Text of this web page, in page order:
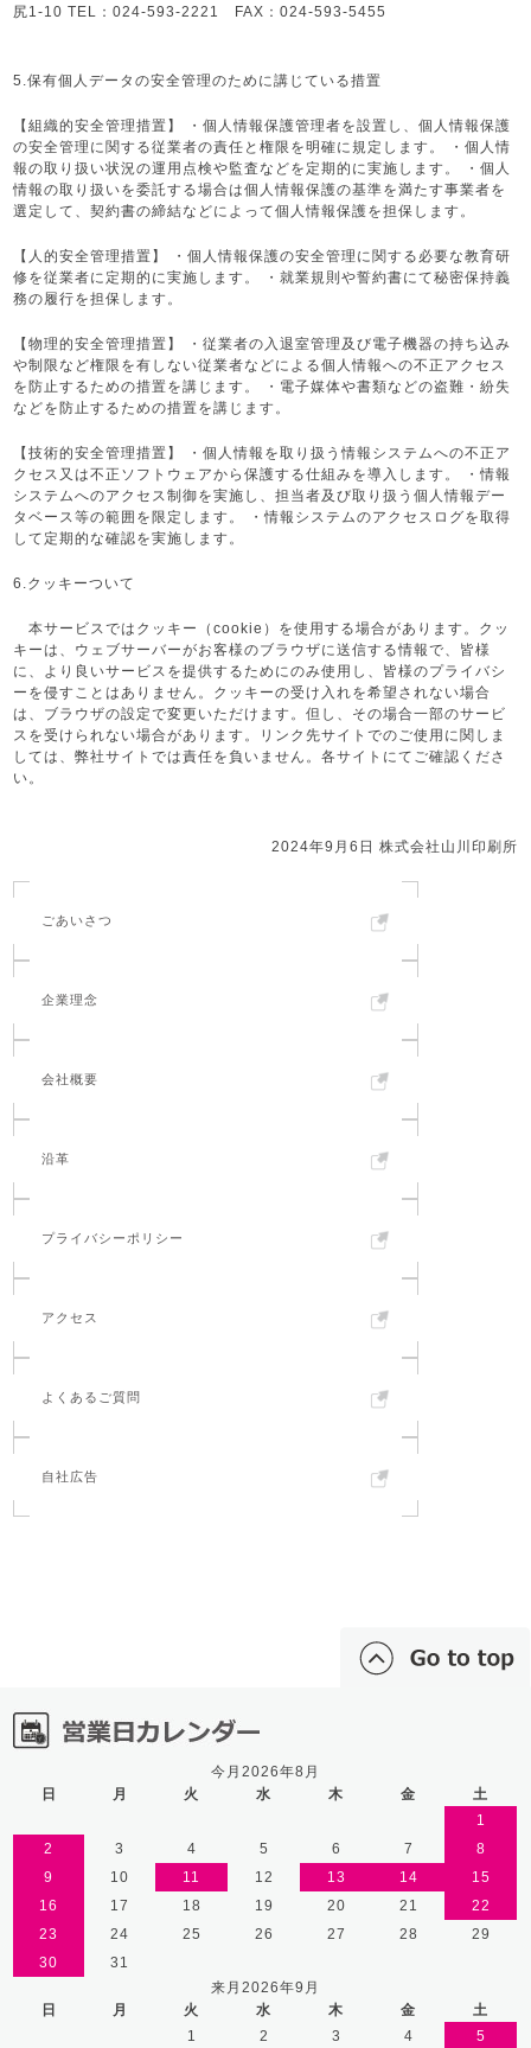
ごあいさつ
企業理念
会社概要
沿革
プライバシーポリシー
アクセス
よくあるご質問
自社広告
尻1-10 TEL：024-593-2221 FAX：024-593-5455
5.保有個人データの安全管理のために講じている措置
【組織的安全管理措置】 ・個人情報保護管理者を設置し、個人情報保護
の安全管理に関する従業者の責任と権限を明確に規定します。 ・個人情
報の取り扱い状況の運用点検や監査などを定期的に実施します。 ・個人
情報の取り扱いを委託する場合は個人情報保護の基準を満たす事業者を
選定して、契約書の締結などによって個人情報保護を担保します。
【人的安全管理措置】 ・個人情報保護の安全管理に関する必要な教育研
修を従業者に定期的に実施します。 ・就業規則や誓約書にて秘密保持義
務の履行を担保します。
【物理的安全管理措置】 ・従業者の入退室管理及び電子機器の持ち込み
や制限など権限を有しない従業者などによる個人情報への不正アクセス
を防止するための措置を講じます。 ・電子媒体や書類などの盗難・紛失
などを防止するための措置を講じます。
【技術的安全管理措置】 ・個人情報を取り扱う情報システムへの不正ア
クセス又は不正ソフトウェアから保護する仕組みを導入します。 ・情報
システムへのアクセス制御を実施し、担当者及び取り扱う個人情報デー
タベース等の範囲を限定します。 ・情報システムのアクセスログを取得
して定期的な確認を実施します。
6.クッキーついて
本サービスではクッキー（cookie）を使用する場合があります。クッ
キーは、ウェブサーバーがお客様のブラウザに送信する情報で、皆様
に、より良いサービスを提供するためにのみ使用し、皆様のプライバシ
ーを侵すことはありません。クッキーの受け入れを希望されない場合
は、ブラウザの設定で変更いただけます。但し、その場合一部のサービ
スを受けられない場合があります。リンク先サイトでのご使用に関しま
しては、弊社サイトでは責任を負いません。各サイトにてご確認くださ
い。
2024年9月6日 株式会社山川印刷所
今月2026年8月
日
月 火 水 木 金
土
1
2
3 4 5 6 7
8
9
10 11 12 13 14
15
16
17 18 19 20 21
22
23
24 25 26 27 28
29
30
31
来月2026年9月
日
月 火 水 木 金
土
1
2 3 4
5